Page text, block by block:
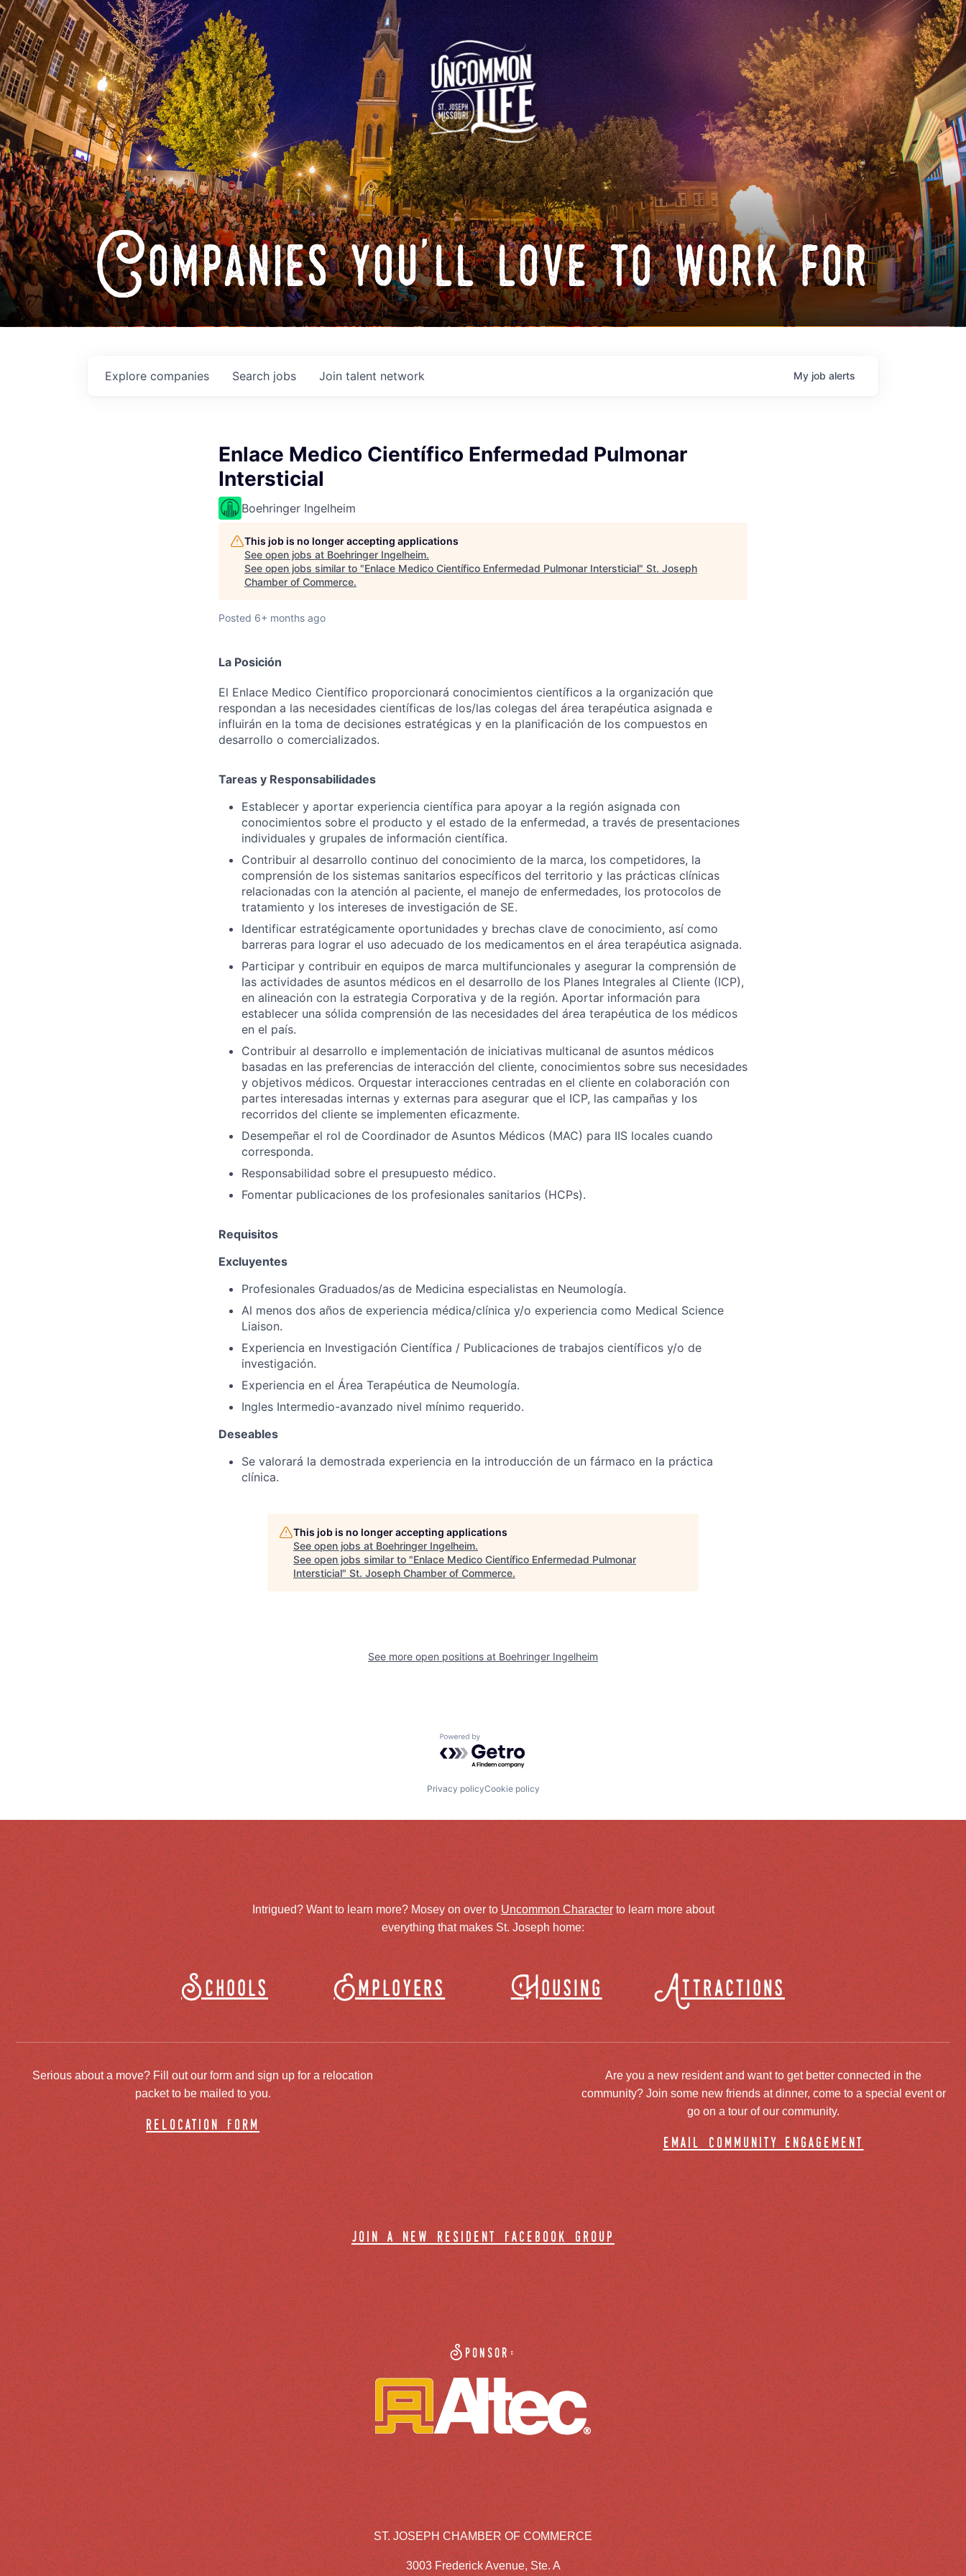
Companies you'll love to work for
Search jobs
Explore companies Join talent network My job alerts
Enlace Medico Científico Enfermedad Pulmonar
Intersticial
Boehringer Ingelheim
This job is no longer accepting applications
See open jobs at Boehringer Ingelheim.
See open jobs similar to "Enlace Medico Científico Enfermedad Pulmonar Intersticial" St. Joseph
Chamber of Commerce.
Posted 6+ months ago
La Posición
El Enlace Medico Científico proporcionará conocimientos científicos a la organización que
respondan a las necesidades científicas de los/las colegas del área terapéutica asignada e
influirán en la toma de decisiones estratégicas y en la planificación de los compuestos en
desarrollo o comercializados.
Tareas y Responsabilidades
Establecer y aportar experiencia científica para apoyar a la región asignada con
conocimientos sobre el producto y el estado de la enfermedad, a través de presentaciones
individuales y grupales de información científica.
Contribuir al desarrollo continuo del conocimiento de la marca, los competidores, la
comprensión de los sistemas sanitarios específicos del territorio y las prácticas clínicas
relacionadas con la atención al paciente, el manejo de enfermedades, los protocolos de
tratamiento y los intereses de investigación de SE.
Identificar estratégicamente oportunidades y brechas clave de conocimiento, así como
barreras para lograr el uso adecuado de los medicamentos en el área terapéutica asignada.
Participar y contribuir en equipos de marca multifuncionales y asegurar la comprensión de
las actividades de asuntos médicos en el desarrollo de los Planes Integrales al Cliente (ICP),
en alineación con la estrategia Corporativa y de la región. Aportar información para
establecer una sólida comprensión de las necesidades del área terapéutica de los médicos
en el país.
Contribuir al desarrollo e implementación de iniciativas multicanal de asuntos médicos
basadas en las preferencias de interacción del cliente, conocimientos sobre sus necesidades
y objetivos médicos. Orquestar interacciones centradas en el cliente en colaboración con
partes interesadas internas y externas para asegurar que el ICP, las campañas y los
recorridos del cliente se implementen eficazmente.
Desempeñar el rol de Coordinador de Asuntos Médicos (MAC) para IIS locales cuando
corresponda.
Responsabilidad sobre el presupuesto médico.
Fomentar publicaciones de los profesionales sanitarios (HCPs).
Requisitos
Excluyentes
Profesionales Graduados/as de Medicina especialistas en Neumología.
Al menos dos años de experiencia médica/clínica y/o experiencia como Medical Science
Liaison.
Experiencia en Investigación Científica / Publicaciones de trabajos científicos y/o de
investigación.
Experiencia en el Área Terapéutica de Neumología.
Ingles Intermedio-avanzado nivel mínimo requerido.
Deseables
Se valorará la demostrada experiencia en la introducción de un fármaco en la práctica
clínica.
This job is no longer accepting applications
See open jobs at Boehringer Ingelheim.
See open jobs similar to "Enlace Medico Científico Enfermedad Pulmonar
Intersticial" St. Joseph Chamber of Commerce.
See more open positions at Boehringer Ingelheim
Powered by Getro.com
Privacy policyCookie policy
Intrigued? Want to learn more? Mosey on over to Uncommon Characterto learn more about
everything that makes St. Joseph home:
Schools Employers Housing Attractions
Serious about a move? Fill out our form and sign up for a relocation
packet to be mailed to you.
relocation form
Are you a new resident and want to get better connected in the
community? Join some new friends at dinner, come to a special event or
go on a tour of our community.
email community engagement
join a new resident facebook group
Sponsor:
ST. JOSEPH CHAMBER OF COMMERCE
3003 Frederick Avenue, Ste. A